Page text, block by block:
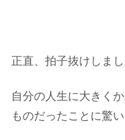
正直、拍子抜けしまし
自分の人生に大きく
ものだったことに驚い